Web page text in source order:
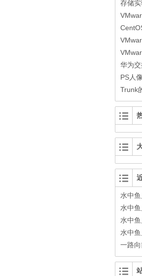
存储
华为
Trunk
水中
水中
水中
水中
一路